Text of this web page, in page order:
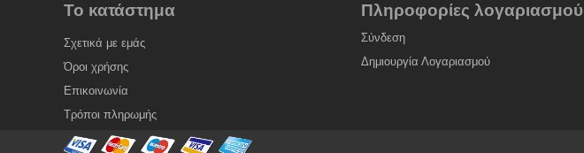
Το κατάστημα
Σχετικά με εμάς
Όροι χρήσης
Επικοινωνία
Τρόποι πληρωμής
Πληροφορίες λογαριασμού
Σύνδεση
Δημιουργία Λογαριασμού